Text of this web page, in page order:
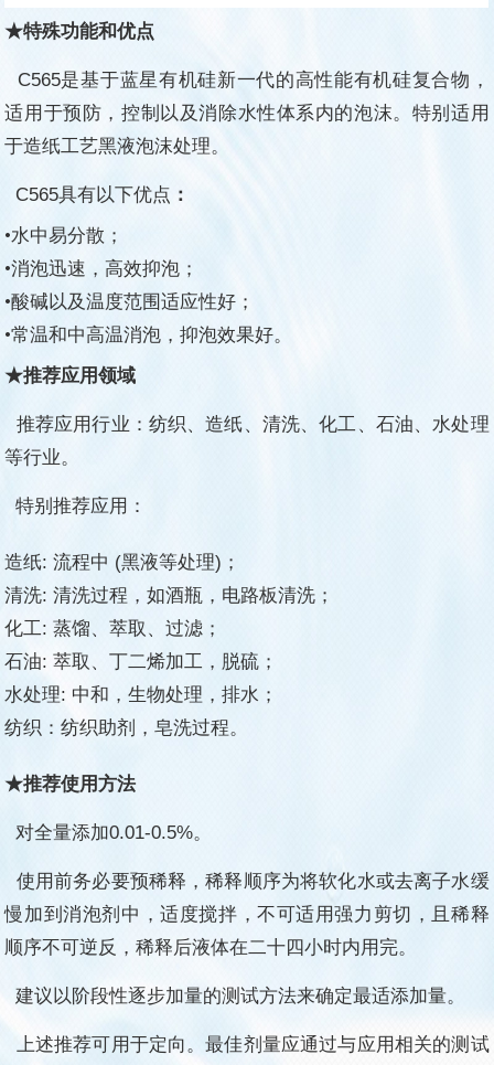
★特殊功能和优点
C565是基于蓝星有机硅新一代的高性能有机硅复合物，
适用于预防，控制以及消除水性体系内的泡沫。特别适用
于造纸工艺黑液泡沫处理。
C565具有以下优点 ：
•水中易分散；
•消泡迅速，高效抑泡 ；
•酸碱以及温度范围适应性好 ；
•常温和中高温消泡，抑泡效果好。
★推荐应用领域
推荐应用行业：纺织、造纸、清洗、化工、石油、水处理
等行业。
特别推荐应用：
造纸: 流程中 (黑液等处理)；
清洗: 清洗过程，如酒瓶，电路板清洗；
化工: 蒸馏、萃取、过滤；
石油: 萃取、丁二烯加工，脱硫；
水处理: 中和，生物处理，排水；
纺织：纺织助剂，皂洗过程。
★推荐使用方法
对全量添加0.01-0.5%。
使用前务必要预稀释，稀释顺序为将软化水或去离子水缓
慢加到消泡剂中，适度搅拌，不可适用强力剪切，且稀释
顺序不可逆反，稀释后液体在二十四小时内用完。
建议以阶段性逐步加量的测试方法来确定最适添加量。
上述推荐可用于定向。最佳剂量应通过与应用相关的测试